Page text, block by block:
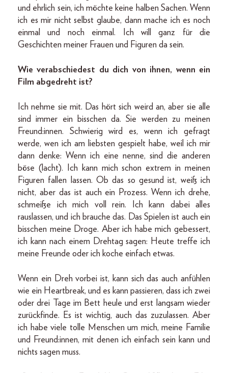
und ehrlich sein, ich möchte keine halben Sachen. Wenn
ich es mir nicht selbst glaube, dann mache ich es noch
einmal und noch einmal. Ich will ganz für die
Geschichten meiner Frauen und Figuren da sein.
Wie verabschiedest du dich von ihnen, wenn ein
Film abgedreht ist?
Ich nehme sie mit. Das hört sich weird an, aber sie alle
sind immer ein bisschen da. Sie werden zu meinen
Freund:innen. Schwierig wird es, wenn ich gefragt
werde, wen ich am liebsten gespielt habe, weil ich mir
dann denke: Wenn ich eine nenne, sind die anderen
böse (lacht). Ich kann mich schon extrem in meinen
Figuren fallen lassen. Ob das so gesund ist, weiß ich
nicht, aber das ist auch ein Prozess. Wenn ich drehe,
schmeiße ich mich voll rein. Ich kann dabei alles
rauslassen, und ich brauche das. Das Spielen ist auch ein
bisschen meine Droge. Aber ich habe mich gebessert,
ich kann nach einem Drehtag sagen: Heute treffe ich
meine Freunde oder ich koche einfach etwas.
Wenn ein Dreh vorbei ist, kann sich das auch anfühlen
wie ein Heartbreak, und es kann passieren, dass ich zwei
oder drei Tage im Bett heule und erst langsam wieder
zurückfinde. Es ist wichtig, auch das zuzulassen. Aber
ich habe viele tolle Menschen um mich, meine Familie
und Freund:innen, mit denen ich einfach sein kann und
nichts sagen muss.